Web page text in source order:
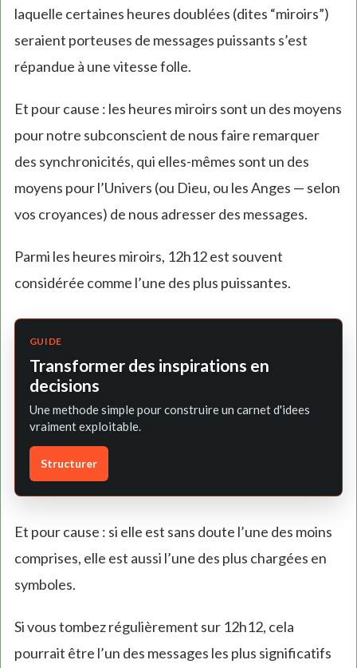
laquelle certaines heures doublées (dites “miroirs”)
seraient porteuses de messages puissants s’est
répandue à une vitesse folle.
Et pour cause : les heures miroirs sont un des moyens
pour notre subconscient de nous faire remarquer
des synchronicités, qui elles-mêmes sont un des
moyens pour l’Univers (ou Dieu, ou les Anges — selon
vos croyances) de nous adresser des messages.
Parmi les heures miroirs, 12h12 est souvent
considérée comme l’une des plus puissantes.
GUIDE
Transformer des inspirations en
decisions
Une methode simple pour construire un carnet d'idees
vraiment exploitable.
Structurer
Et pour cause : si elle est sans doute l’une des moins
comprises, elle est aussi l’une des plus chargées en
symboles.
Si vous tombez régulièrement sur 12h12, cela
pourrait être l’un des messages les plus significatifs